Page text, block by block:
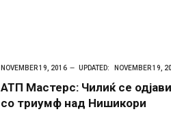
NOVEMBER 19, 2016 UPDATED: NOVEMBER 19,
АТП Мастерс: Чилиќ се
со триумф над Нишикори